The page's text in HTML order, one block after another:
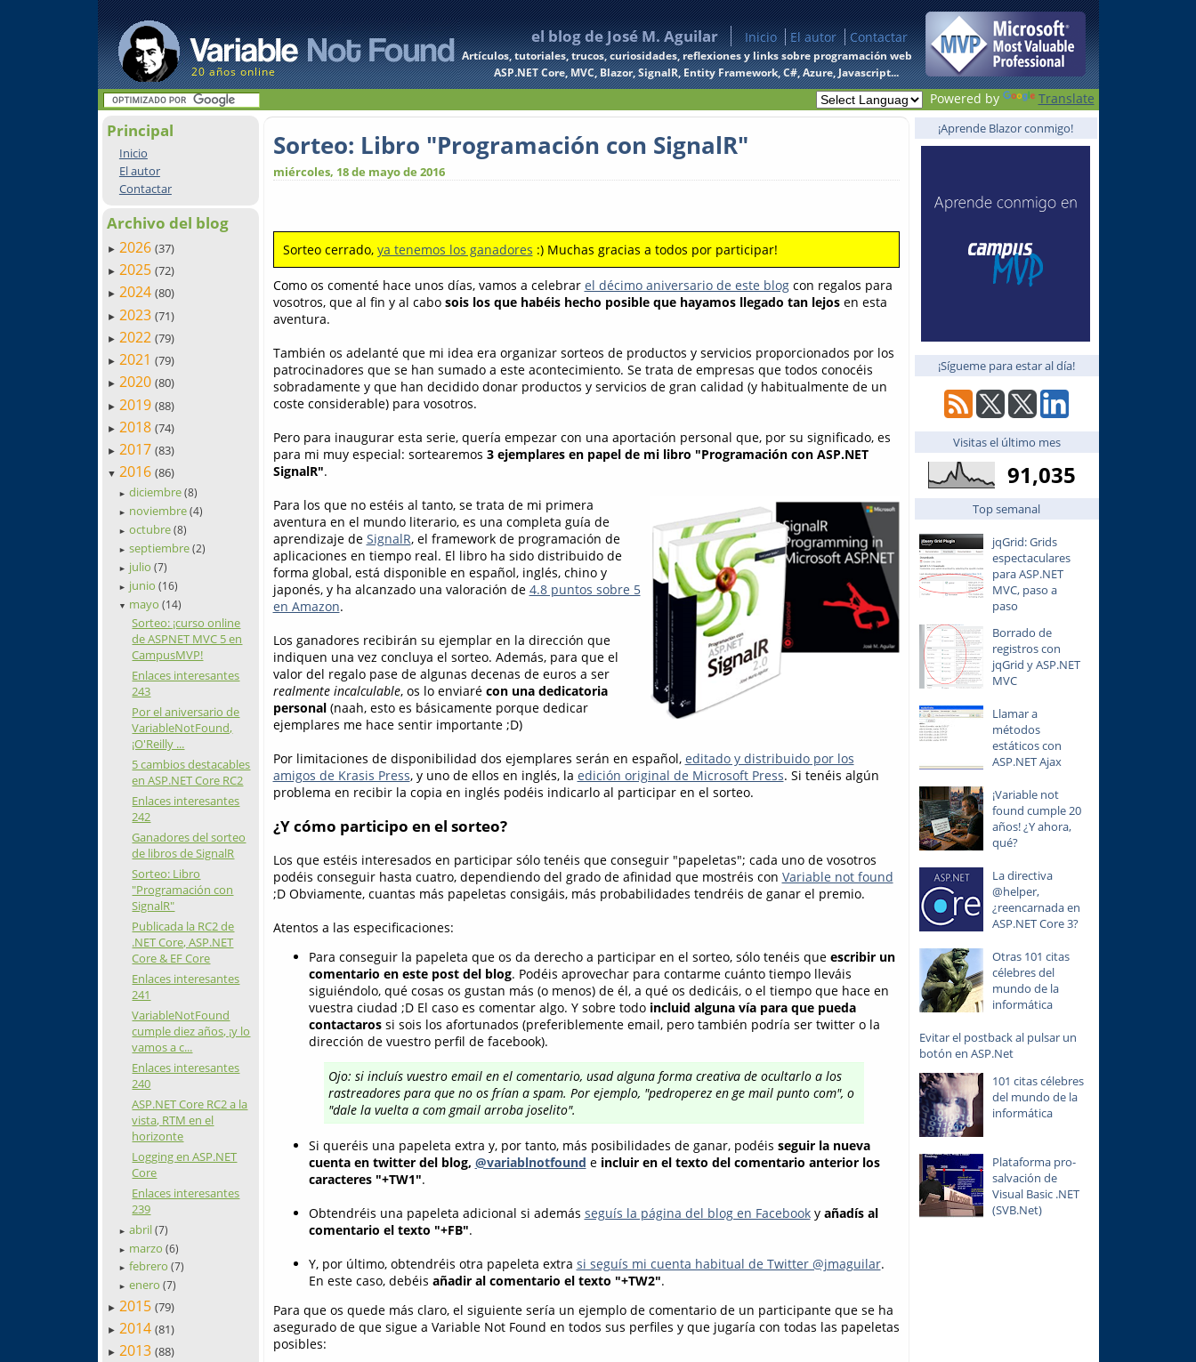
20 años online
el blog de José M. Aguilar Inicio El autor Contactar
Artículos, tutoriales, trucos, curiosidades, reflexiones y links sobre programación web
ASP.NET Core, MVC, Blazor, SignalR, Entity Framework, C#, Azure, Javascript...
Powered by Translate
Principal
Inicio
El autor
Contactar
Archivo del blog
► 2026 (37)
► 2025 (72)
► 2024 (80)
► 2023 (71)
► 2022 (79)
► 2021 (79)
► 2020 (80)
► 2019 (88)
► 2018 (74)
► 2017 (83)
▼ 2016 (86)
► diciembre(8)
► noviembre(4)
► octubre(8)
► septiembre(2)
► julio(7)
► junio(16)
▼ mayo(14)
Sorteo: ¡curso online
de ASPNET MVC 5 en
CampusMVP!
Enlaces interesantes
243
Por el aniversario de
VariableNotFound,
¡O'Reilly ...
5 cambios destacables
en ASP.NET Core RC2
Enlaces interesantes
242
Ganadores del sorteo
de libros de SignalR
Sorteo: Libro
"Programación con
SignalR"
Publicada la RC2 de
.NET Core, ASP.NET
Core & EF Core
Enlaces interesantes
241
VariableNotFound
cumple diez años, ¡y lo
vamos a c...
Enlaces interesantes
240
ASP.NET Core RC2 a la
vista, RTM en el
horizonte
Logging en ASP.NET
Core
Enlaces interesantes
239
► abril(7)
► marzo(6)
► febrero(7)
► enero(7)
► 2015 (79)
► 2014 (81)
► 2013 (88)
Sorteo: Libro "Programación con SignalR"
miércoles, 18 de mayo de 2016
Sorteo cerrado, ya tenemos los ganadores :) Muchas gracias a todos por participar!
Como os comenté hace unos días, vamos a celebrar el décimo aniversario de este blogcon regalos para
vosotros, que al fin y al cabo sois los que habéis hecho posible que hayamos llegado tan lejosen esta
aventura.
También os adelanté que mi idea era organizar sorteos de productos y servicios proporcionados por los
patrocinadores que se han sumado a este acontecimiento. Se trata de empresas que todos conocéis
sobradamente y que han decidido donar productos y servicios de gran calidad (y habitualmente de un
coste considerable) para vosotros.
Pero para inaugurar esta serie, quería empezar con una aportación personal que, por su significado, es
para mi muy especial: sortearemos 3 ejemplares en papel de mi libro "Programación con ASP.NET
SignalR".
Para los que no estéis al tanto, se trata de mi primera
aventura en el mundo literario, es una completa guía de
aprendizaje de SignalR, el framework de programación de
aplicaciones en tiempo real. El libro ha sido distribuido de
forma global, está disponible en español, inglés, chino y
japonés, y ha alcanzado una valoración de 4.8 puntos sobre 5
en Amazon.
Los ganadores recibirán su ejemplar en la dirección que
indiquen una vez concluya el sorteo. Además, para que el
valor del regalo pase de algunas decenas de euros a ser
realmente incalculable, os lo enviaré con una dedicatoria
personal(naah, esto es básicamente porque dedicar
ejemplares me hace sentir importante ;D)
Por limitaciones de disponibilidad dos ejemplares serán en español, editado y distribuido por los
amigos de Krasis Press, y uno de ellos en inglés, la edición original de Microsoft Press. Si tenéis algún
problema en recibir la copia en inglés podéis indicarlo al participar en el sorteo.
¿Y cómo participo en el sorteo?
Los que estéis interesados en participar sólo tenéis que conseguir "papeletas"; cada uno de vosotros
podéis conseguir hasta cuatro, dependiendo del grado de afinidad que mostréis con Variable not found
;D Obviamente, cuantas más papeletas consigáis, más probabilidades tendréis de ganar el premio.
Atentos a las especificaciones:
Para conseguir la papeleta que os da derecho a participar en el sorteo, sólo tenéis que escribir un
comentario en este post del blog. Podéis aprovechar para contarme cuánto tiempo lleváis
siguiéndolo, qué cosas os gustan más (o menos) de él, a qué os dedicáis, o el tiempo que hace en
vuestra ciudad ;D El caso es comentar algo. Y sobre todo incluid alguna vía para que pueda
contactaros si sois los afortunados (preferiblemente email, pero también podría ser twitter o la
dirección de vuestro perfil de facebook).
Ojo: si incluís vuestro email en el comentario, usad alguna forma creativa de ocultarlo a los
rastreadores para que no os frían a spam. Por ejemplo, "pedroperez en ge mail punto com", o
"dale la vuelta a com gmail arroba joselito".
Si queréis una papeleta extra y, por tanto, más posibilidades de ganar, podéis seguir la nueva
cuenta en twitter del blog, @variablnotfound e incluir en el texto del comentario anterior los
caracteres "+TW1".
Obtendréis una papeleta adicional si además seguís la página del blog en Facebooky añadís al
comentario el texto "+FB".
Y, por último, obtendréis otra papeleta extra si seguís mi cuenta habitual de Twitter @jmaguilar.
En este caso, debéis añadir al comentario el texto "+TW2".
Para que os quede más claro, el siguiente sería un ejemplo de comentario de un participante que se ha
asegurado de que sigue a Variable Not Found en todos sus perfiles y que jugaría con todas las papeletas
posibles:
¡Aprende Blazor conmigo!
¡Sígueme para estar al día!
Visitas el último mes
91,035
Top semanal
jqGrid: Grids
espectaculares
para ASP.NET
MVC, paso a
paso
Borrado de
registros con
jqGrid y ASP.NET
MVC
Llamar a
métodos
estáticos con
ASP.NET Ajax
¡Variable not
found cumple 20
años! ¿Y ahora,
qué?
La directiva
@helper,
¿reencarnada en
ASP.NET Core 3?
Otras 101 citas
célebres del
mundo de la
informática
Evitar el postback al pulsar un
botón en ASP.Net
101 citas célebres
del mundo de la
informática
Plataforma pro-
salvación de
Visual Basic .NET
(SVB.Net)